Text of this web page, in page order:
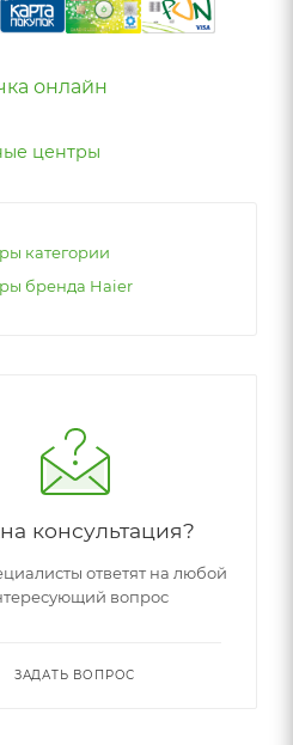
онлайн
центры
категории
бренда Haier
консультация?
ответят на любой
вопрос
ЗАДАТЬ ВОПРОС